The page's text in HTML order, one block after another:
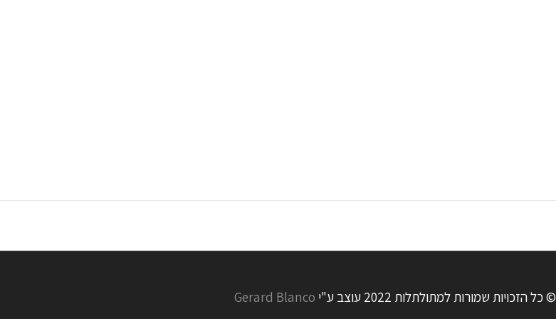
© כל הזכויות שמורות למתולתלות 2022 עוצב ע"י Gerard Blanco